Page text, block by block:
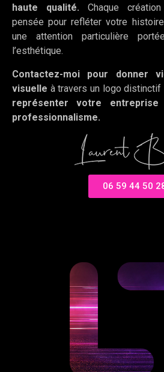
haute qualité. Chaque
pensée pour refléter votre
une attention particulière
l’esthétique.
Contactez-moi pour donner
visuelle à travers un logo distinctif
représenter votre
professionnalisme.
06 59 44 50